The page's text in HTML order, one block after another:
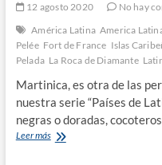
12 agosto 2020
No hay
América Latina America
Pelée Fort de France Islas
Pelada La Roca de Diamante
Martinica, es otra de las
nuestra serie “Países de
negras o doradas,
Leer másMartinica,